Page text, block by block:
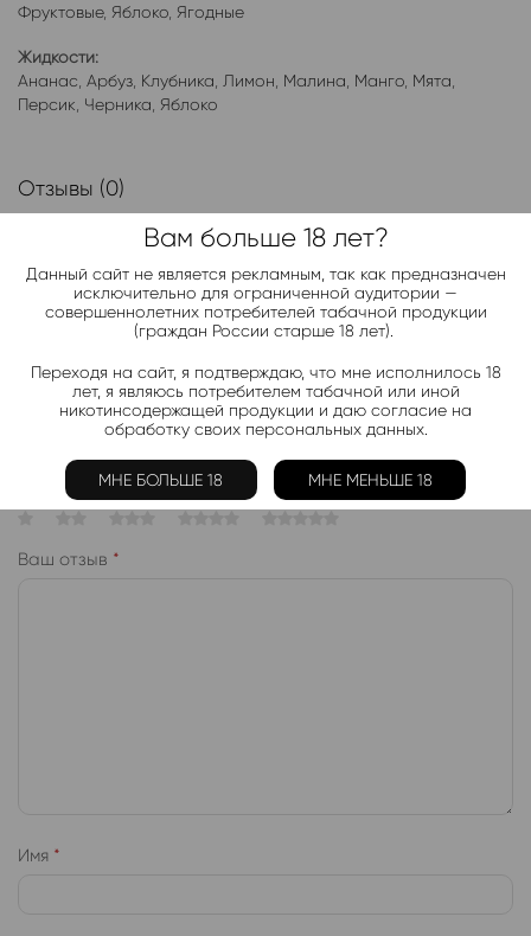
Фруктовые, Яблоко Ягодные
Жидкости:
Ананас, Арбуз, Клубника, Лимон, Малина, Манго, Мята,
Персик, Черника, Яблоко
Отзывы (0)
Отзывов пока нет.
КЛУБНИКА АРБУЗ”
Ваш адрес электронной почты опубликован не будет.
Ваш рейтинг
Ваш отзыв *
Имя *
Вам больше 18 лет?
Данный сайт не является рекламным, так как предназначен
исключительно для ограниченной аудитории —
совершеннолетних потребителей табачной продукции
(граждан России старше 18 лет).
Переходя на сайт, я подтверждаю, что мне исполнилось 18
лет, я являюсь потребителем табачной или иной
никотинсодержащей продукции и даю согласие на
обработку своих персональных данных.
МНЕ БОЛЬШЕ 18 МНЕ МЕНЬШЕ 18